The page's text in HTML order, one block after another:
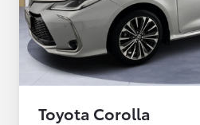
Toyota Corolla